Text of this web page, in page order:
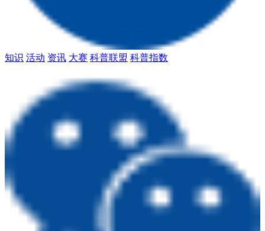
知识 活动 资讯 大赛 科普联盟 科普指数